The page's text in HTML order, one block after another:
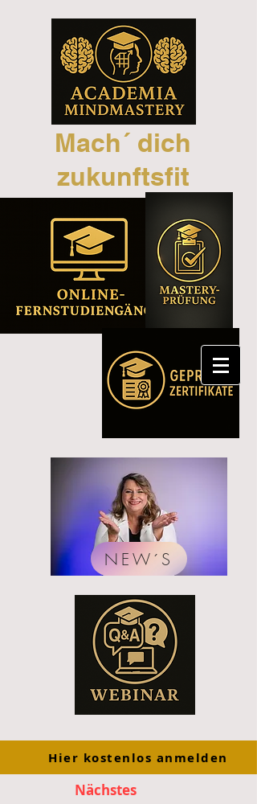
Mach´ dich
zukunftsfit
NEW´S
Hier kostenlos anmelden
Nächstes